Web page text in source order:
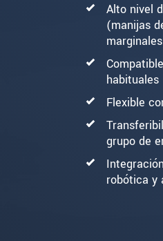
Alto nivel
(manijas
habituales
Flexible
grupo de
robótica y